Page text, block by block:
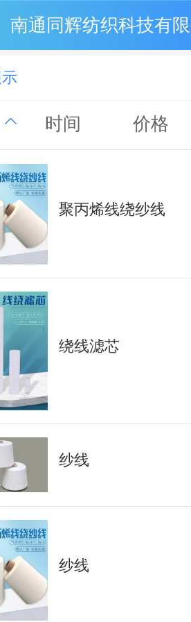
南通同辉纺织科技有限
时间 价格
聚丙烯线绕纱线
绕线滤芯
纱线
纱线